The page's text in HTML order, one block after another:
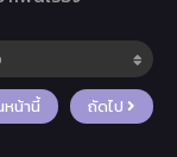
น้านี้ ถัดไป